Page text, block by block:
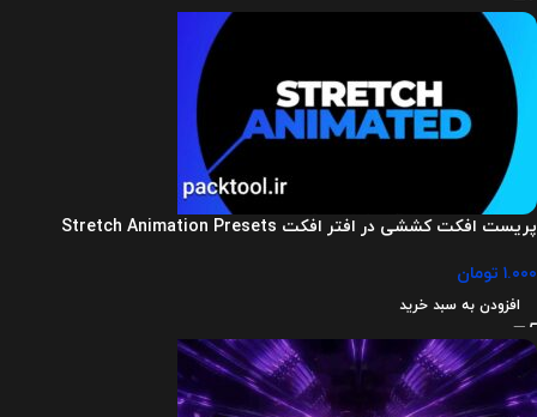
پریست افکت کششی در افتر افکت Stretch Animation Presets
۱.۰۰۰ تومان
افزودن به سبد خرید